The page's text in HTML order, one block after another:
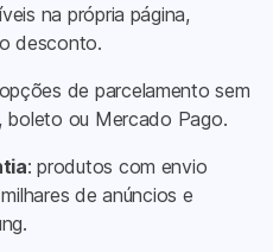
na própria página,
desconto.
de parcelamento sem
boleto ou Mercado Pago.
: produtos com envio
de anúncios e